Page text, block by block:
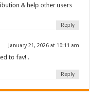
& help other users
Reply
January 21, 2026 at 10:11 am
to fav! .
Reply